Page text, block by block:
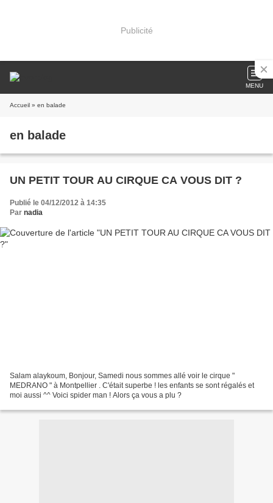
Publicité
MENU
Accueil » en balade
en balade
UN PETIT TOUR AU CIRQUE CA VOUS DIT ?
Publié le 04/12/2012 à 14:35
Par nadia
Salam alaykoum, Bonjour, Samedi nous sommes allé voir le cirque "
MEDRANO " à Montpellier . C'était superbe ! les enfants se sont régalés et
moi aussi ^^ Voici spider man ! Alors ça vous a plu ?